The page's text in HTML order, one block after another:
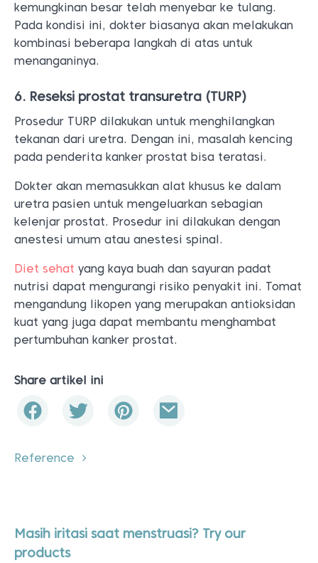
kemungkinan besar telah menyebar ke tulang.
Pada kondisi ini, dokter biasanya akan melakukan
kombinasi beberapa langkah di atas untuk
menanganinya.
6. Reseksi prostat transuretra (TURP)
Prosedur TURP dilakukan untuk menghilangkan
tekanan dari uretra. Dengan ini, masalah kencing
pada penderita kanker prostat bisa teratasi.
Dokter akan memasukkan alat khusus ke dalam
uretra pasien untuk mengeluarkan sebagian
kelenjar prostat. Prosedur ini dilakukan dengan
anestesi umum atau anestesi spinal.
Diet sehat yang kaya buah dan sayuran padat
nutrisi dapat mengurangi risiko penyakit ini. Tomat
mengandung likopen yang merupakan antioksidan
kuat yang juga dapat membantu menghambat
pertumbuhan kanker prostat.
Share artikel ini
Reference
Masih iritasi saat menstruasi? Try our
products